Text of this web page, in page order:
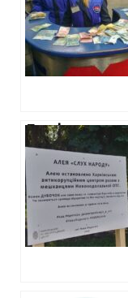
суду щодо
зупинення
Виконкому
міськради про
Перфоманс у
ОТГ “Алея слух
народу”